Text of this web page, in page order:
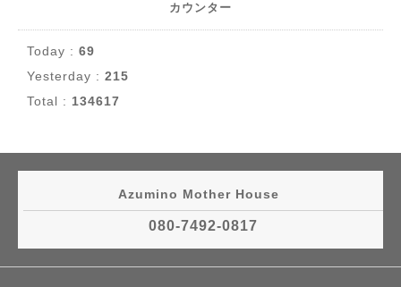
カウンター
Today : 69
Yesterday : 215
Total : 134617
Azumino Mother House
080-7492-0817